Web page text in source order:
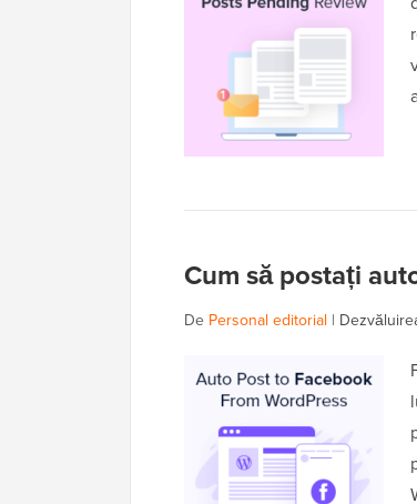
Cum să postați
De Personal editorial |